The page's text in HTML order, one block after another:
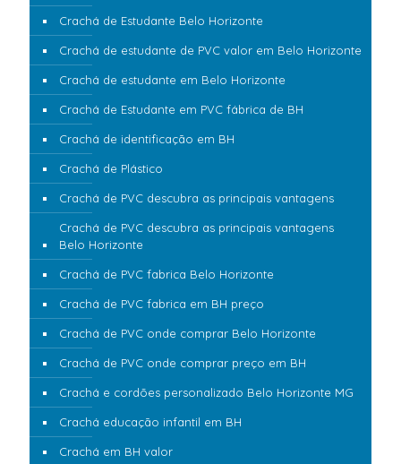
Crachá de Estudante Belo Horizonte
Crachá de estudante de PVC valor em Belo Horizonte
Crachá de estudante em Belo Horizonte
Crachá de Estudante em PVC fábrica de BH
Crachá de identificação em BH
Crachá de Plástico
Crachá de PVC descubra as principais vantagens
Crachá de PVC descubra as principais vantagens
Belo Horizonte
Crachá de PVC fabrica Belo Horizonte
Crachá de PVC fabrica em BH preço
Crachá de PVC onde comprar Belo Horizonte
Crachá de PVC onde comprar preço em BH
Crachá e cordões personalizado Belo Horizonte MG
Crachá educação infantil em BH
Crachá em BH valor